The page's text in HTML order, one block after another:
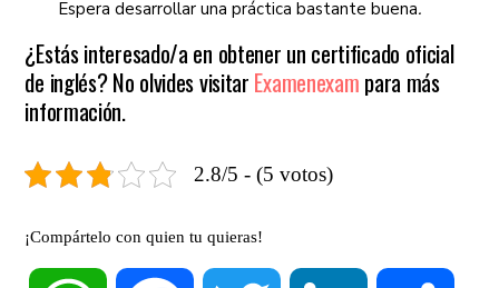
Espera desarrollar una práctica bastante buena.
¿Estás interesado/a en obtener un certificado oficial
de inglés? No olvides visitarExamenexampara más
información.
2.8/5 - (5 votos)
¡Compártelo con quien tu quieras!